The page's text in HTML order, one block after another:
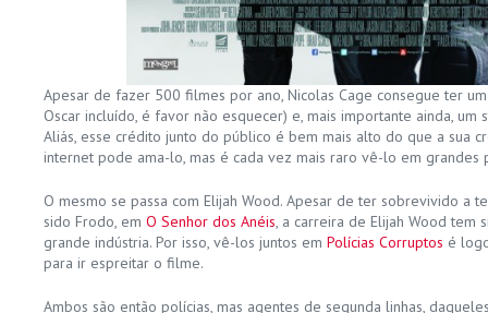
Apesar de fazer 500 filmes por ano, Nicolas Cage consegue ter
Oscar incluído, é favor não esquecer) e, mais importante ainda,
Aliás, esse crédito junto do público é bem mais alto do que a sua
internet pode ama-lo, mas é cada vez mais raro vê-lo em grandes
O mesmo se passa com Elijah Wood. Apesar de ter sobrevivido a
sido Frodo, em O Senhor dos Anéis, a carreira de Elijah Wood tem
grande indústria. Por isso, vê-los juntos em Polícias Corruptos é
para ir espreitar o filme.
Ambos são então polícias, mas agentes de segunda linhas,